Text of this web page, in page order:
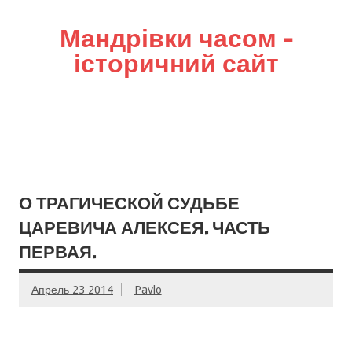
Мандрівки часом –
історичний сайт
О ТРАГИЧЕСКОЙ СУДЬБЕ
ЦАРЕВИЧА АЛЕКСЕЯ. ЧАСТЬ
ПЕРВАЯ.
Апрель 23 2014 Pavlo